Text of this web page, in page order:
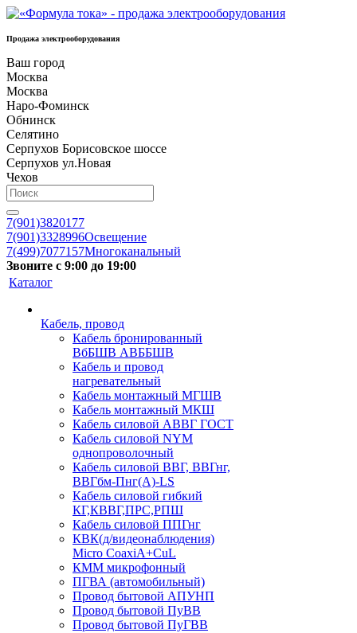
Продажа электрооборудования
Ваш город
Москва
Москва
Наро-Фоминск
Обнинск
Селятино
Серпухов Борисовское шоссе
Серпухов ул.Новая
Чехов
7(901)3820177
7(901)3328996Освещение
7(499)7077157Многоканальный
Звоните с 9:00 до 19:00
Каталог
Кабель, провод
Кабель бронированный
ВбБШВ АВББШВ
Кабель и провод
нагревательный
Кабель монтажный МГШВ
Кабель монтажный МКШ
Кабель силовой АВВГ ГОСТ
Кабель силовой NYM
однопроволочный
Кабель силовой ВВГ, ВВГнг,
ВВГбм-Пнг(А)-LS
Кабель силовой гибкий
КГ,КВВГ,ПРС,РПШ
Кабель силовой ППГнг
КВК(д/видеонаблюдения)
Micro CoaxiA+CuL
КММ микрофонный
ПГВА (автомобильный)
Провод бытовой АПУНП
Провод бытовой ПуВВ
Провод бытовой ПуГВВ